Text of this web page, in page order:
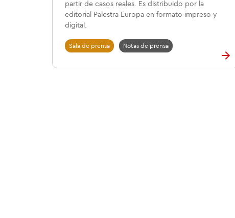
partir de casos reales. Es distribuido por la
editorial Palestra Europa en formato impreso y
digital.
Sala de prensa Notas de prensa